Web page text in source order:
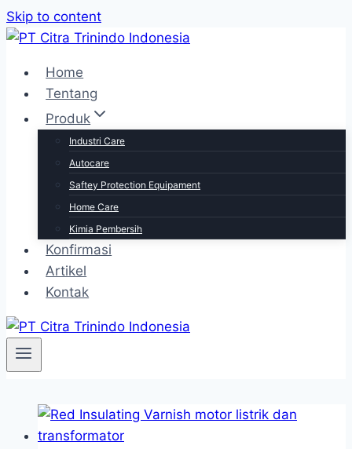
Skip to content
Home
Tentang
Produk
Industri Care
Autocare
Saftey Protection Equipament
Home Care
Kimia Pembersih
Konfirmasi
Artikel
Kontak